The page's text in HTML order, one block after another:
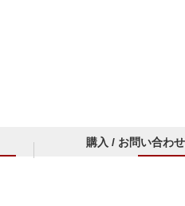
購入 / お問い合わせ